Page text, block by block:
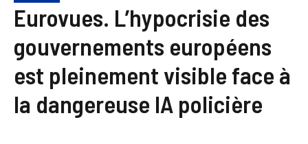
Eurovues. L’hypocrisie des
gouvernements européens
est pleinement visible face à
la dangereuse IA policière